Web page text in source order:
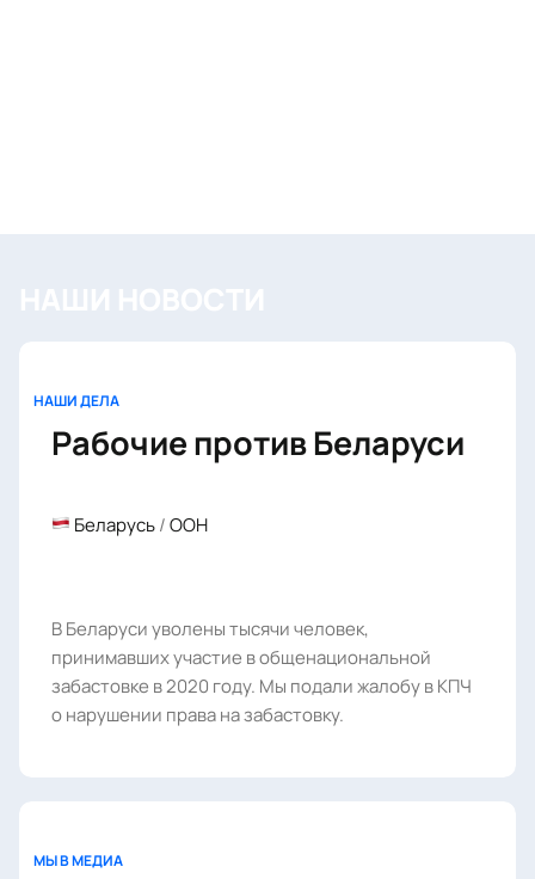
НАШИ ДЕЛА
Рабочие против Беларуси
Беларусь/ООН
В Беларуси уволены тысячи человек,
принимавших участие в общенациональной
забастовке в 2020 году. Мы подали жалобу в КПЧ
о нарушении права на забастовку.
МЫ В МЕДИА